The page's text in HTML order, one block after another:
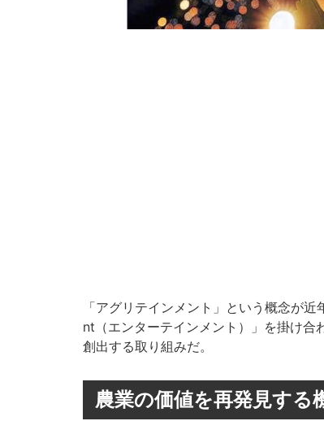
「アグリテインメント」という概念が
nt（エンターテインメント）」を掛け合
創出する取り組みだ。
農業の価値を再発見する